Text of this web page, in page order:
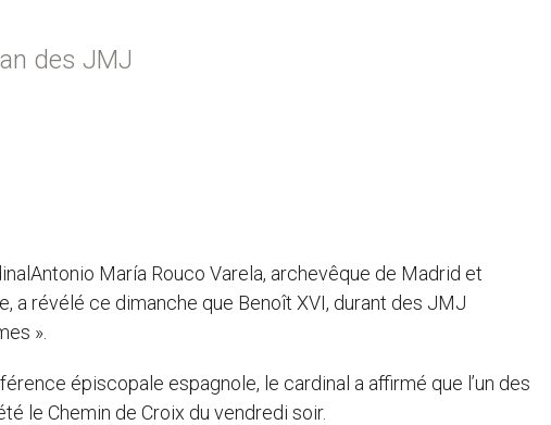
des JMJ
María Rouco Varela, archevêque de Madrid et
a révélé ce dimanche que Benoît XVI, durant des JMJ
».
épiscopale espagnole, le cardinal a affirmé que l’un des
le Chemin de Croix du vendredi soir.